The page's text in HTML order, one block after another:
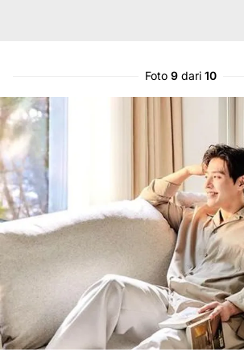
Foto 9dari 10